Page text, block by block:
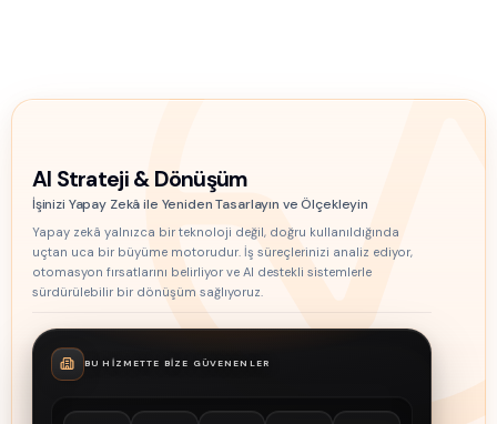
AI Strateji & Dönüşüm
İşinizi Yapay Zekâ ile Yeniden Tasarlayın ve Ölçekleyin
Yapay zekâ yalnızca bir teknoloji değil, doğru kullanıldığında
uçtan uca bir büyüme motorudur. İş süreçlerinizi analiz ediyor,
otomasyon fırsatlarını belirliyor ve AI destekli sistemlerle
sürdürülebilir bir dönüşüm sağlıyoruz.
BU HIZMETTE BIZE GÜVENENLER